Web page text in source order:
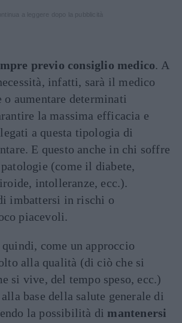
previo consiglio medico. A
infatti, sarà il medico
o aumentare determinati
la massima efficacia e
a questa tipologia di
E questo anche in chi soffre
(come il diabete,
intolleranze, ecc.).
imbattersi in rischi o
piacevoli.
come un approccio
alla qualità (di ciò che si
si vive, del tempo speso, ecc.)
base della salute generale di
la possibilità di mantenersi